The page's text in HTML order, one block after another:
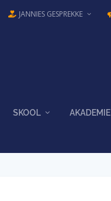
JANNIES GESPREKKE
SKOOL AKADEMIE